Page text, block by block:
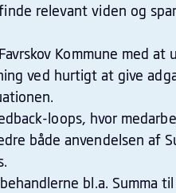
relevant viden og
Kommune med at
ved hurtigt at give
loops, hvor
både anvendelsen af
bl.a. Summa